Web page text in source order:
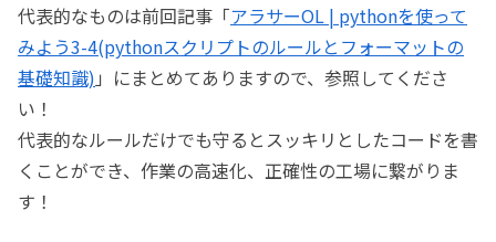
代表的なものは前回記事「アラサーOL | pythonを使って
みよう3-4(pythonスクリプトのルールとフォーマットの
基礎知識) 」にまとめてありますので、参照してくださ
い！
代表的なルールだけでも守るとスッキリとしたコードを書
くことができ、作業の高速化、正確性の工場に繋がりま
す！